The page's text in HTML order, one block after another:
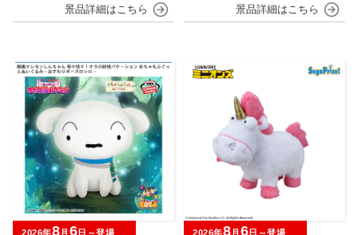
スーパーボール・ハイパーボール・
マスターボール・プレミアボール～
2026年8月 6日～登場 2026年8月 6日～登場